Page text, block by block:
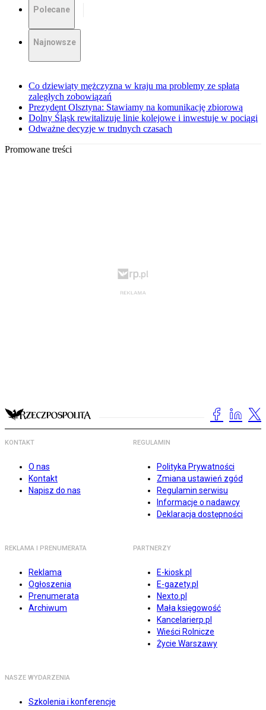
Polecane
Najnowsze
Co dziewiąty mężczyzna w kraju ma problemy ze spłatą
zaległych zobowiązań
Prezydent Olsztyna: Stawiamy na komunikację zbiorową
Dolny Śląsk rewitalizuje linie kolejowe i inwestuje w pociągi
Odważne decyzje w trudnych czasach
Promowane treści
KONTAKT
O nas
Kontakt
Napisz do nas
REGULAMIN
Polityka Prywatności
Zmiana ustawień zgód
Regulamin serwisu
Informacje o nadawcy
Deklaracja dostępności
REKLAMA I PRENUMERATA
Reklama
Ogłoszenia
Prenumerata
Archiwum
PARTNERZY
E-kiosk.pl
E-gazety.pl
Nexto.pl
Mała księgowość
Kancelarierp.pl
Wieści Rolnicze
Życie Warszawy
NASZE WYDARZENIA
Szkolenia i konferencje